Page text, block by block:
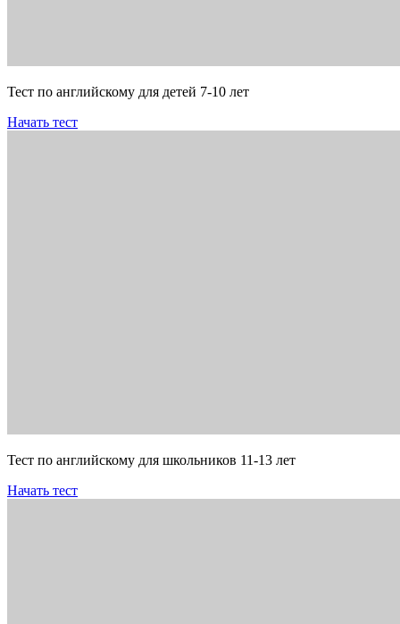
Тест по английскому для детей 7-10 лет
Начать тест
Тест по английскому для школьников 11-13 лет
Начать тест